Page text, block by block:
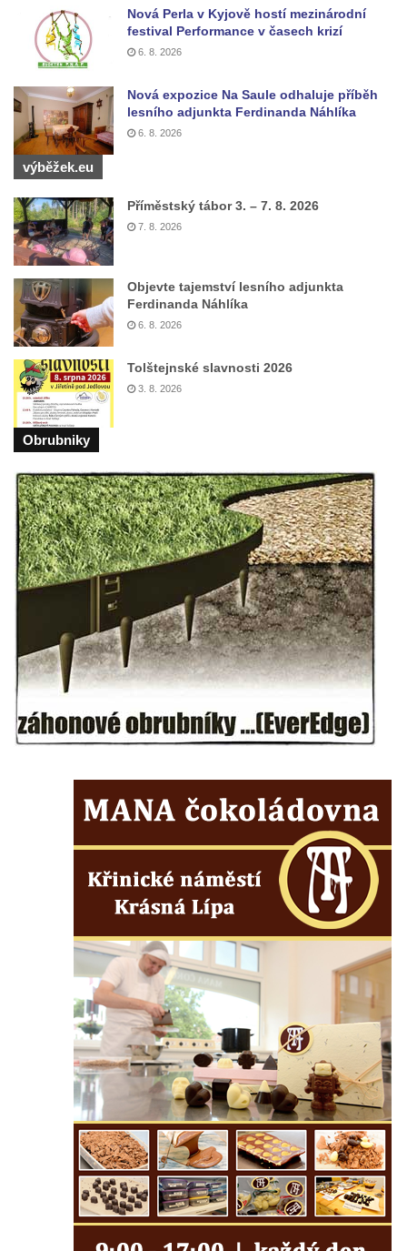
Socha na náměstí J. V. Kamarýta ve
Velešíně
Pomník J. V. Kamarýta v Krumlovské ulici ve
Pamětní deska arcibiskupa Micara ve
vstupu do poutního místa Římov
Plastika Koule v Gutenbergově ulici v
Pamětní deska Vojtěcha Kocmicha na
domě čp. 37 v ulici Betlém v Římově
Pomník na paměť zrušení roboty v Plavu
Socha vodníka v Plavu
Socha svatého Jana Nepomuckého v
Třebušíně
Pamětní deska Johanna Nepomuka
Fischera na domě čp. 5/16 na třídě 9.
května v Rumburku
Pamětní deska Johanna Neumanna
severně od Tokáně
Obrázek svatého Huberta na buku svatého
Huberta
Obrázek svatého Jakuba na skále u cesty
východně od Srbské Kamenice
Busta Jana Amose Komenského na domě
čp. 37 v Račicích
Socha ležícího koně v Sadech
Československé armády v Teplicích
Sochy Ležící žena v Tierpark Chemnitz
Socha Panter v ZOO Leipzig
Socha Dívka s mušlí v ZOO Leipzig
Socha Tygr v ZOO Leipzig
Socha Atlet v ZOO Leipzig
Socha Marabu v ZOO Leipzig
Busta Karla Maxe Schneidera v ZOO
Leipzig
Socha Iásón v ZOO Leipzig
Socha Mladý slon v ZOO Leipzig
Socha Býk v ZOO Dresden
Socha Uprchlý otrok bojuje s divokým psem
v ZOO Dresden
Socha krokodýla v ZOO Dresden
Socha slona v ZOO Dresden
Socha Faun s medvíďaty v ZOO Dresden
Nová Perla v Kyjově hostí mezinárodní
festival Performance v časech krizí
6. 8. 2026
Nová expozice Na Saule odhaluje příběh
lesního adjunkta Ferdinanda Náhlíka
6. 8. 2026
výběžek.eu
Příměstský tábor 3. – 7. 8. 2026
7. 8. 2026
Objevte tajemství lesního adjunkta
Ferdinanda Náhlíka
6. 8. 2026
Tolštejnské slavnosti 2026
3. 8. 2026
Obrubniky